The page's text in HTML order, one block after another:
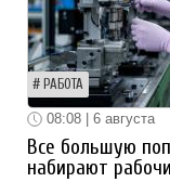
РАБОТА
08:08 | 6 августа
Все большую
набирают